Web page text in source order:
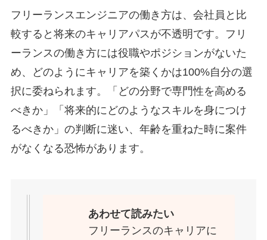
フリーランスエンジニアの働き方は、会社員と比
較すると将来のキャリアパスが不透明です。フリ
ーランスの働き方には役職やポジションがないた
め、どのようにキャリアを築くかは100%自分の選
択に委ねられます。「どの分野で専門性を高める
べきか」「将来的にどのようなスキルを身につけ
るべきか」の判断に迷い、年齢を重ねた時に案件
がなくなる恐怖があります。
あわせて読みたい
フリーランスのキャリアに